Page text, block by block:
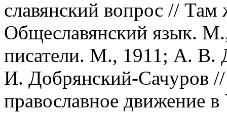
славянский вопрос //
Общеславянский язык.
писатели. М., 1911; А. В.
И. Добрянский-Сачуров
православное движение